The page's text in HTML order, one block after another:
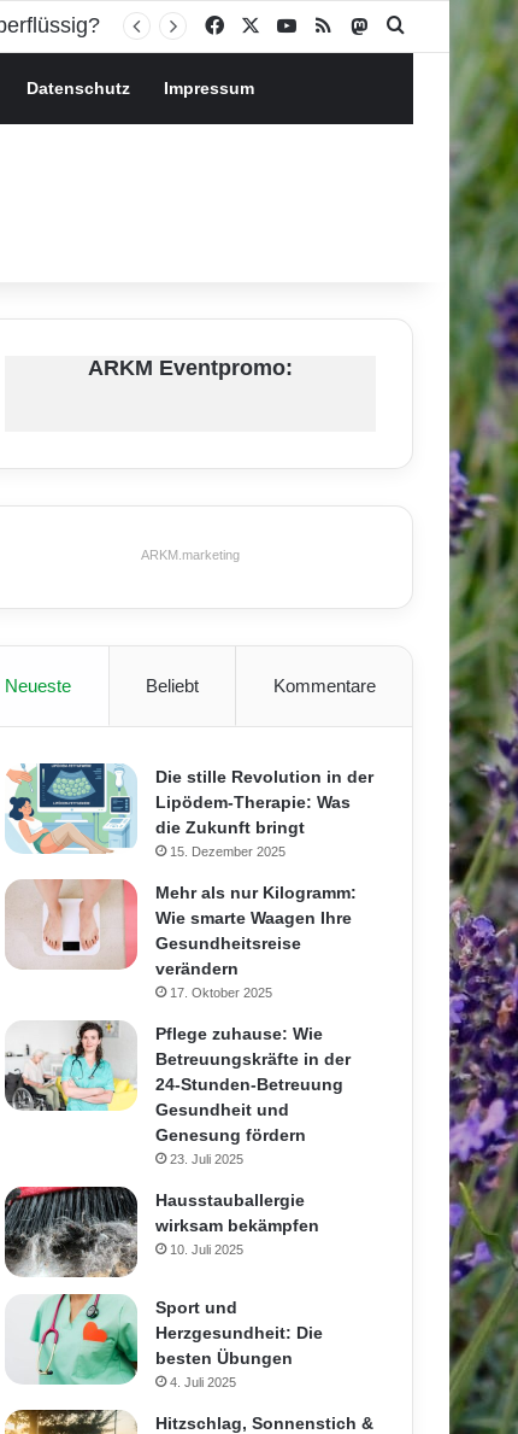
Facebook YouTube
RSS MastodonSuchen nach
Datenschutz Impressum
ARKM Eventpromo:
ARKM.marketing
Neueste Beliebt Kommentare
Die stille Revolution in der
Lipödem-Therapie: Was
die Zukunft bringt
15. Dezember 2025
Mehr als nur Kilogramm:
Wie smarte Waagen Ihre
Gesundheitsreise
verändern
17. Oktober 2025
Pflege zuhause: Wie
Betreuungskräfte in der
24-Stunden-Betreuung
Gesundheit und
Genesung fördern
23. Juli 2025
Hausstauballergie
wirksam bekämpfen
10. Juli 2025
Sport und
Herzgesundheit: Die
besten Übungen
4. Juli 2025
Hitzschlag, Sonnenstich &